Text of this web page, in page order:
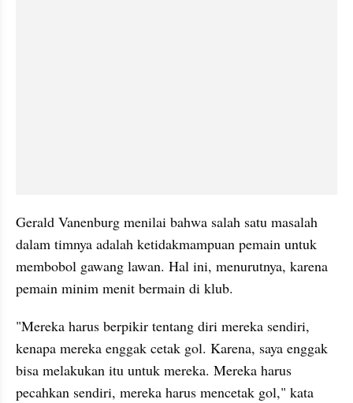
Gerald Vanenburg menilai bahwa salah satu masalah
dalam timnya adalah ketidakmampuan pemain untuk
membobol gawang lawan. Hal ini, menurutnya, karena
pemain minim menit bermain di klub.
"Mereka harus berpikir tentang diri mereka sendiri,
kenapa mereka enggak cetak gol. Karena, saya enggak
bisa melakukan itu untuk mereka. Mereka harus
pecahkan sendiri, mereka harus mencetak gol," kata